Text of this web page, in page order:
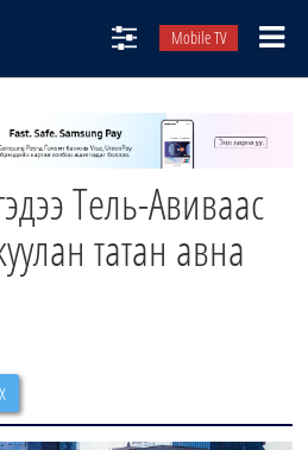
Mobile TV
Тель-Авиваас
татан авна